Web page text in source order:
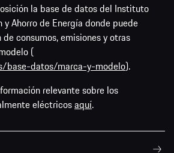
la base de datos del Instituto
Ahorro de Energía donde puede
consumos, emisiones y otras
(
base-datos/marca-y-modelo).
relevante sobre los
eléctricosaquí.